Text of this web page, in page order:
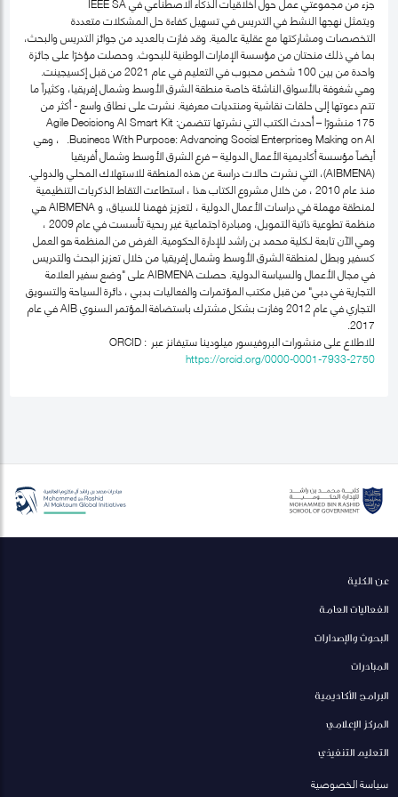
ويتمثل نهجها النشط في التدريس في تسهيل كفاءة حل المشكلات متعددة
التخصصات ومشاركتها مع عقلية عالمية. وقد فازت بالعديد من جوائز التدريس والبحث،
بما في ذلك منحتان من مؤسسة الإمارات الوطنية للبحوث. وحصلت مؤخرًا على جائزة
واحدة من بين 100 شخص محبوب في التعليم في عام 2021 من قبل إكسيجينت.
وهي شغوفة بالأسواق الناشئة خاصة منطقة الشرق الأوسط وشمال إفريقيا، وكثيراً ما
تتم دعوتها إلى حلقات نقاشية ومنتديات معرفية. نشرت على نطاق واسع - أكثر من
175 منشورًا – أحدث الكتب التي نشرتها تتضمن: AI Smart Kit وAgile Decision
Making on AI وBusiness With Purpose: Advancing Social Enterprise. ، وهي
أيضاً مؤسسة أكاديمية الأعمال الدولية – فرع الشرق الأوسط وشمال أفريقيا
(AIBMENA)، التي نشرت حالات دراسة عن هذه المنطقة للاستهلاك المحلي والدولي.
منذ عام 2010 ، من خلال مشروع الكتاب هذا ، استطاعت التقاط الذكريات التنظيمية
لمنطقة مهملة في دراسات الأعمال الدولية ، لتعزيز فهمنا للسياق، و AIBMENA هي
منظمة تطوعية ذاتية التمويل، ومبادرة اجتماعية غير ربحية تأسست في عام 2009 ،
وهي الآن تابعة لـكلية محمد بن راشد للإدارة الحكومية. الغرض من المنظمة هو العمل
كسفير وبطل لمنطقة الشرق الأوسط وشمال إفريقيا من خلال تعزيز البحث والتدريس
في مجال الأعمال والسياسة الدولية. حصلت AIBMENA على "وضع سفير العلامة
التجارية في دبي" من قبل مكتب المؤتمرات والفعاليات بدبي ، دائرة السياحة والتسويق
التجاري في عام 2012 وفازت بشكل مشترك باستضافة المؤتمر السنوي AIB في عام
2017.
للاطلاع على منشورات البروفيسور ميلودينا ستيفانز عبر ORCID :
https://orcid.org/0000-0001-7933-2750
عن الكلية
الفعاليات العامة
البحوث والإصدارات
المبادرات
البرامج الأكاديمية
المركز الإعلامي
التعليم التنفيذي
سياسة الخصوصية